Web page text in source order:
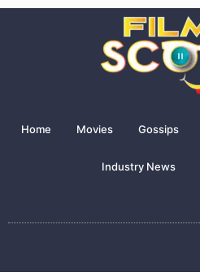
Home Movies Gossips
Industry News